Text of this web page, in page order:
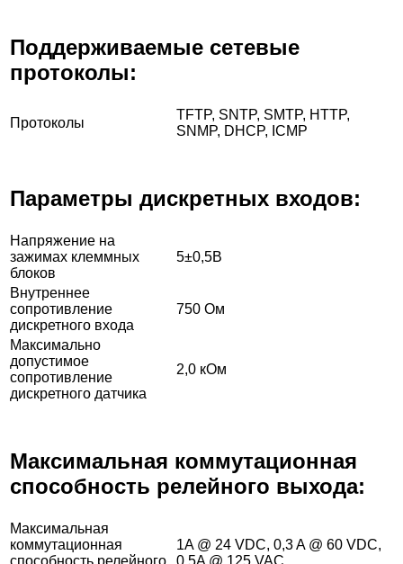
Поддерживаемые сетевые
протоколы:
Протоколы
TFTP, SNTP, SMTP, HTTP,
SNMP, DHCP, ICMP
Параметры дискретных входов:
Напряжение на
зажимах клеммных
блоков
5±0,5В
Внутреннее
сопротивление
дискретного входа
750 Ом
Максимально
допустимое
сопротивление
дискретного датчика
2,0 кОм
Максимальная коммутационная
способность релейного выхода:
Максимальная
коммутационная
1A @ 24 VDC, 0,3 A @ 60 VDC,